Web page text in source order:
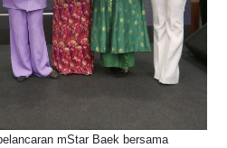
mStar Baek bersama